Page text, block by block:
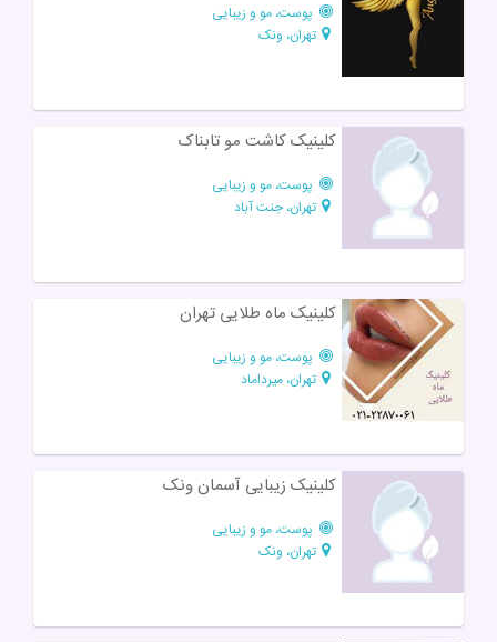
پوست، مو و زیبایی
تهران، ونک
کلینیک کاشت مو تابناک
پوست، مو و زیبایی
تهران، جنت آباد
کلینیک ماه طلایی تهران
پوست، مو و زیبایی
تهران، میرداماد
کلینیک زیبایی آسمان ونک
پوست، مو و زیبایی
تهران، ونک